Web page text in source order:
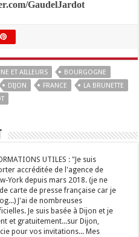
GaudelJardot
ET AILLEURS
BOURGOGNE
DIJON FRANCE
LA BRUNETTE
UTILES : "Je suis
accréditée de l'agence de
York depuis mars 2018. (je ne
carte de presse française car je
J'ai de nombreuses
Je suis basée à Dijon et je
et gratuitement...sur Dijon,
pour vos invitations... Mes